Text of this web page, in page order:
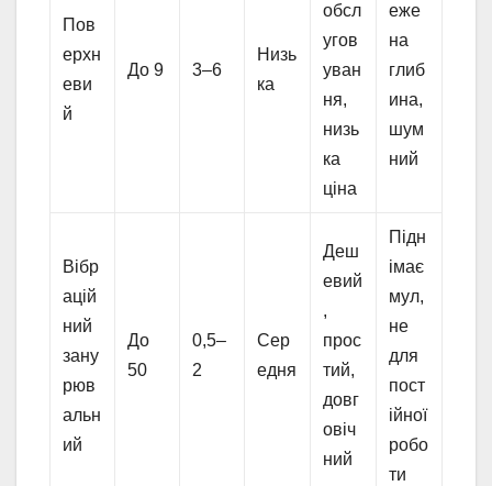
Пов
ерхн
еви
й
До 9 3–6
Низь
ка
обсл
угов
уван
ня,
низь
ка
ціна
еже
на
глиб
ина,
шум
ний
Вібр
ацій
ний
зану
рюв
альн
ий
До
50
0,5–
2
Сер
едня
Деш
евий
,
прос
тий,
довг
овіч
ний
Підн
імає
мул,
не
для
пост
ійної
робо
ти